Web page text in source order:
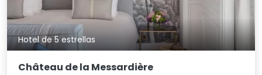
Hotel de 5 estrellas
Château de la Messardière